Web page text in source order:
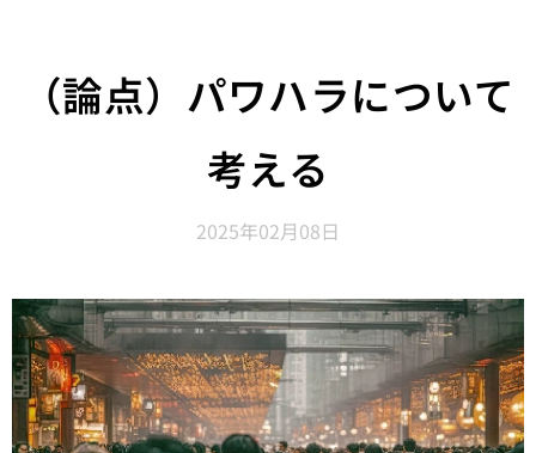
（論点）パワハラについて
考える
2025年02月08日